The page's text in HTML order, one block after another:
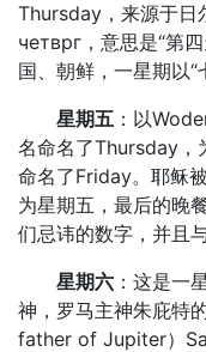
Thursday，来源于日
четврг，意思是“第
国、朝鲜，一星期以“
星期五 ：以
名命名了Thursday，
命名了Friday。耶稣
为星期五，最后的晚
们忌讳的数字，并且
星期六 ：这是一
神，罗马主神朱庇特
father of Jupiter）